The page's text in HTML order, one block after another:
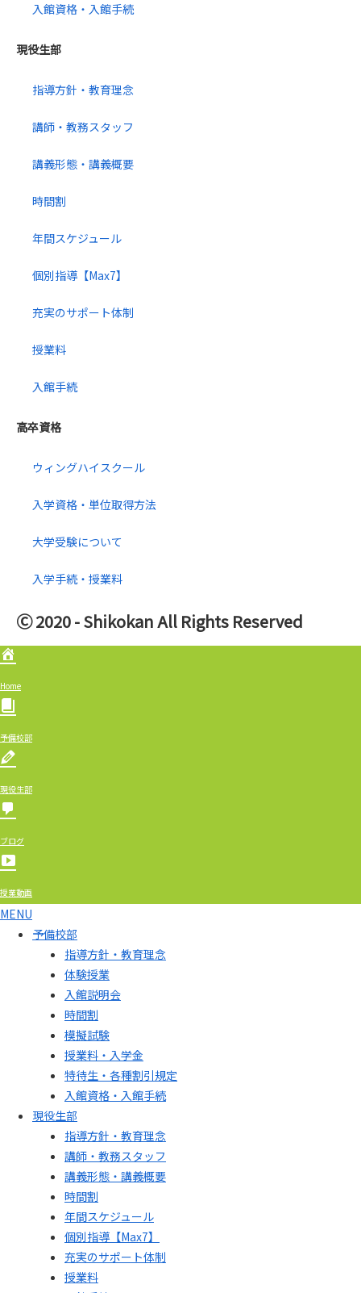
入館資格・入館手続
現役生部
指導方針・教育理念
講師・教務スタッフ
講義形態・講義概要
時間割
年間スケジュール
個別指導【Max7】
充実のサポート体制
授業料
入館手続
高卒資格
ウィングハイスクール
入学資格・単位取得方法
大学受験について
入学手続・授業料
Ⓒ 2020 - Shikokan All Rights Reserved
Home
予備校部
現役生部
ブログ
授業動画
MENU
予備校部
指導方針・教育理念
体験授業
入館説明会
時間割
模擬試験
授業料・入学金
特待生・各種割引規定
入館資格・入館手続
現役生部
指導方針・教育理念
講師・教務スタッフ
講義形態・講義概要
時間割
年間スケジュール
個別指導【Max7】
充実のサポート体制
授業料